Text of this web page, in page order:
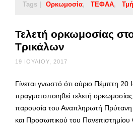
Tags | Ορκωμοσία ΤΕΦΑΑ
Τελετή ορκωμοσίας
Τρικάλων
19 ΙΟΥΛΊΟΥ, 2017
Γίνεται γνωστό ότι αύριο Πέμπτη 20
πραγματοποιηθεί τελετή
παρουσία του Αναπληρωτή
και Προσωπικού του